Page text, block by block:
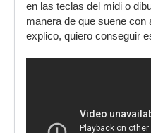
en las teclas del midi o
manera de que suene
explico, quiero conseguir